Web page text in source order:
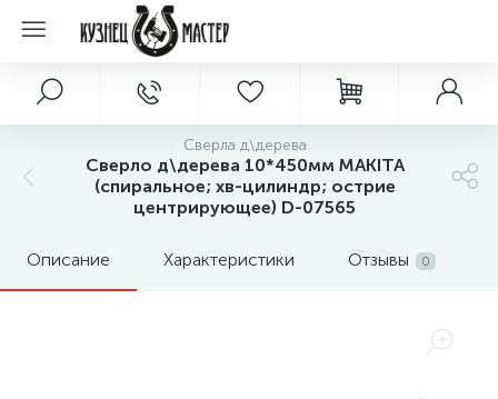
Сверла д\дерева
Сверло д\дерева 10*450мм MAKITA
(спиральное; хв-цилиндр; острие
центрирующее) D-07565
Описание Характеристики Отзывы 0